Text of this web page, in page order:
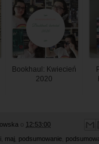
Bookhaul: Kwiecień
2020
12:53:00
maj podsumowanie